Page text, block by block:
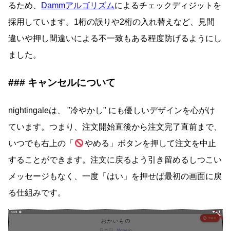
るため、
Dammアルゴリズムによるチェックディジットを
採用しています。1桁の誤りや2桁の入れ替えなど、見間
違いや押し間違いによる不一致もある程度防げるようにし
ました。
キャンセルについて
nightingaleは、 冷やかし
にも優しいデザインを心がけ
ています。つまり、注文開始直後から注文完了直前まで、
いつでも右上の「
やめる」ボタンを押して注文を中止
することができます。注文に戻るよう引き留めるしつこい
メッセージもなく、一度「はい」を押せば最初の画面に戻
る仕組みです。